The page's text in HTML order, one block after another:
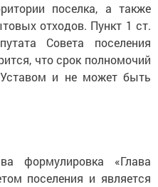
поселка, а также
отходов. Пункт 1 ст.
Совета поселения
что срок полномочий
Уставом и не может быть
формулировка «Глава
поселения и является